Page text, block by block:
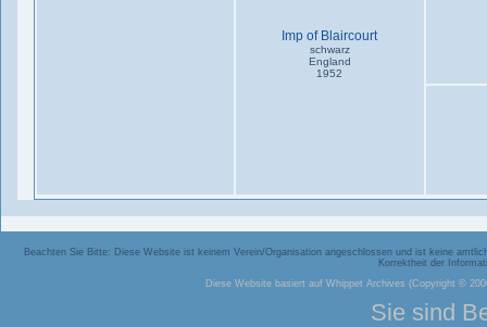
Imp of Blaircourt
schwarz
England
1952
Beachten Sie Bitte: Diese Website ist keinem Verein/Organisation angeschlossen und ist keine
Korrektheit der
Diese Website basiert auf Whippet Archives (Copyright ©
Sie sind